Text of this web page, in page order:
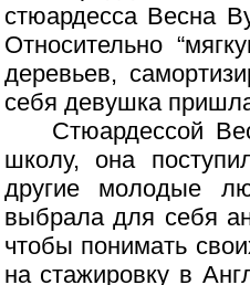
стюардесса Весна
Относительно
деревьев,
себя девушка
Стюардессой
школу, она
другие молодые
выбрала для себя
чтобы понимать
на стажировку в